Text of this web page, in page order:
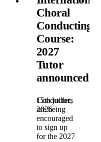
Choral
Conducting
Course:
2027
Tutor
announced!
15th juillet,
2026
Conductors
are being
encouraged
to sign up
for the 2027